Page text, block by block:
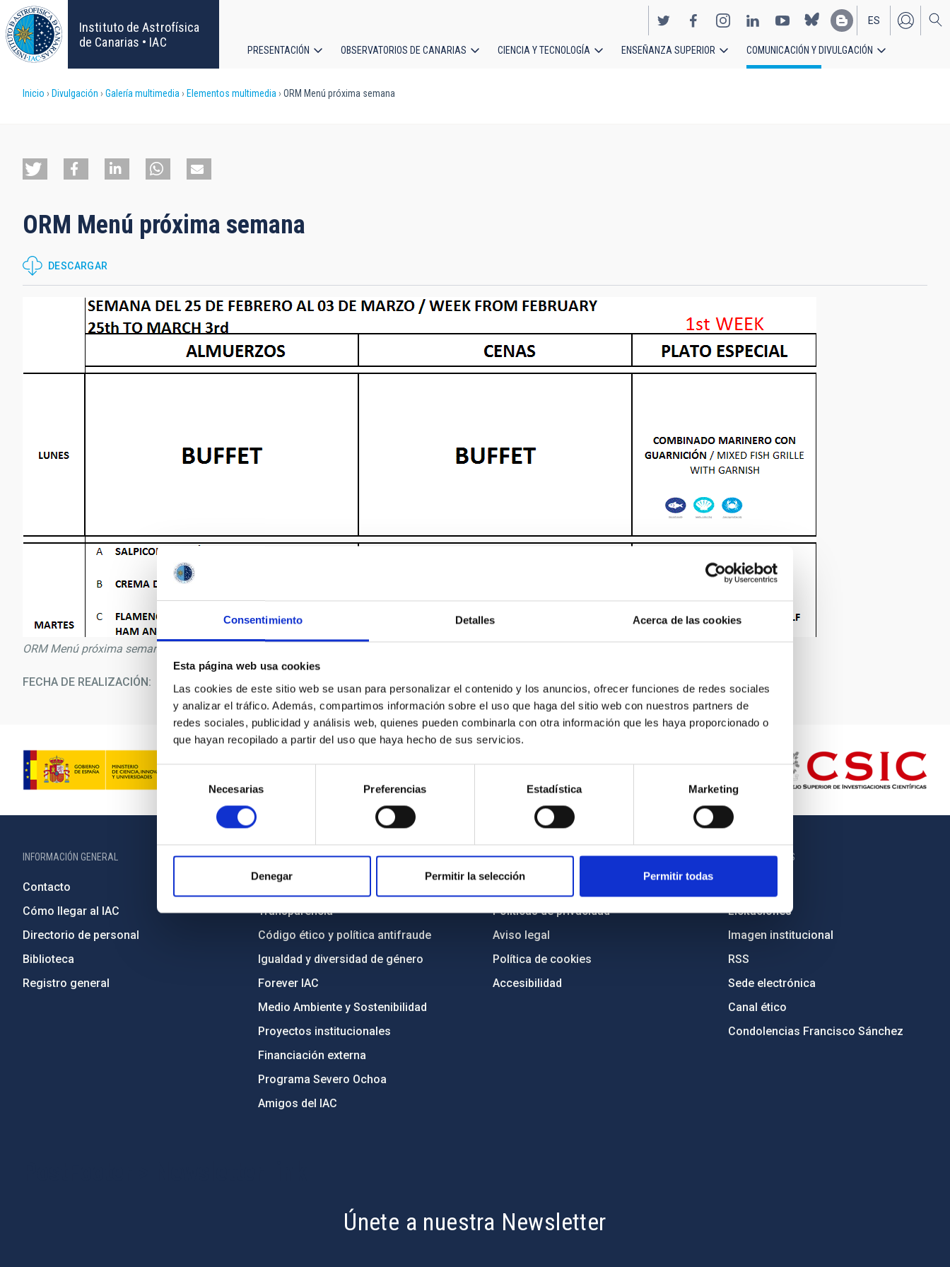
Consentimiento Detalles Acerca de las cookies
Esta página web usa cookies
Las cookies de este sitio web se usan para personalizar el contenido y los anuncios, ofrecer funciones de redes sociales
y analizar el tráfico. Además, compartimos información sobre el uso que haga del sitio web con nuestros partners de
redes sociales, publicidad y análisis web, quienes pueden combinarla con otra información que les haya proporcionado o
que hayan recopilado a partir del uso que haya hecho de sus servicios.
Selección
de
consentimiento
Necesarias Preferencias Estadística Marketing
Denegar Permitir la selección Permitir todas
Pasar
al
contenido
principal
Instituto de Astrofísica
de Canarias • IAC
EN
ES
PRESENTACIÓN OBSERVATORIOS DE CANARIAS CIENCIA Y TECNOLOGÍA ENSEÑANZA SUPERIOR COMUNICACIÓN Y DIVULGACIÓN
Sobrescribir
de
a
la
navegación
Inicio Divulgación Galería multimedia Elementos multimedia ORM Menú próxima semana
ORM Menú próxima semana
DESCARGAR
ORM Menú próxima semana
FECHA DE REALIZACIÓN 18/02/2019
INFORMACIÓN GENERAL
Contacto
Cómo llegar al IAC
Directorio de personal
Biblioteca
Registro general
INFORMACIÓN INSTITUCIONAL
Legislación
Transparencia
Código ético y política antifraude
Igualdad y diversidad de género
Forever IAC
Medio Ambiente y Sostenibilidad
Proyectos institucionales
Financiación externa
Programa Severo Ochoa
Amigos del IAC
PORTAL DEL IAC
Políticas de privacidad
Aviso legal
Política de cookies
Accesibilidad
OTROS ENLACES
Licitaciones
Imagen institucional
RSS
Sede electrónica
Canal ético
Condolencias Francisco Sánchez
Únete a nuestra Newsletter